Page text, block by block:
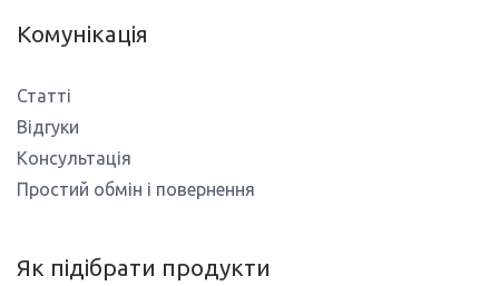
Комунікація
Статті
Відгуки
Консультація
Простий обмін і повернення
Як підібрати продукти